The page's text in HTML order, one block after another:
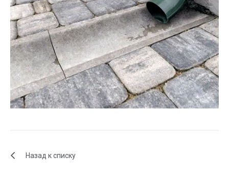
Назад к списку